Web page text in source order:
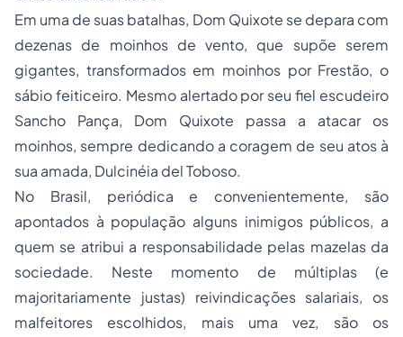
Em uma de suas batalhas, Dom Quixote se depara com
dezenas de moinhos de vento, que supõe serem
gigantes, transformados em moinhos por Frestão, o
sábio feiticeiro. Mesmo alertado por seu fiel escudeiro
Sancho Pança, Dom Quixote passa a atacar os
moinhos, sempre dedicando a coragem de seu atos à
sua amada, Dulcinéia del Toboso.
No Brasil, periódica e convenientemente, são
apontados à população alguns inimigos públicos, a
quem se atribui a responsabilidade pelas mazelas da
sociedade. Neste momento de múltiplas (e
majoritariamente justas) reivindicações salariais, os
malfeitores escolhidos, mais uma vez, são os